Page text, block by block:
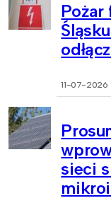
11-07-2026
sieci